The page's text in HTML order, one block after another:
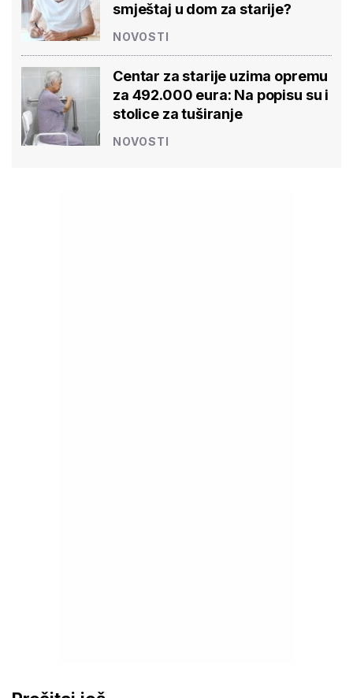
smještaj u dom za starije?
NOVOSTI
Centar za starije uzima opremu
za 492.000 eura: Na popisu su i
stolice za tuširanje
NOVOSTI